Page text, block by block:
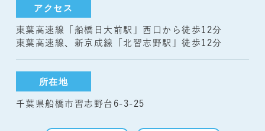
アクセス
東葉高速線「船橋日大前駅」西口から徒歩12分
東葉高速線、新京成線「北習志野駅」徒歩12分
所在地
千葉県船橋市習志野台6-3-25